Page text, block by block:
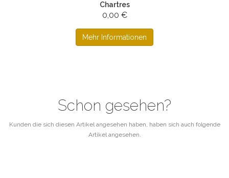
Chartres
0,00 €
Mehr Informationen
Schon gesehen?
Kunden die sich diesen Artikel angesehen haben, haben sich auch folgende
Artikel angesehen.